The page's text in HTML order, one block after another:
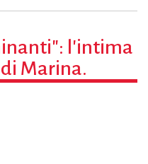
l'intima
di Marina.